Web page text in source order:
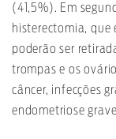
(41,5%). Em
histerectomia, que
poderão ser
trompas e os
câncer, infecções
endometriose